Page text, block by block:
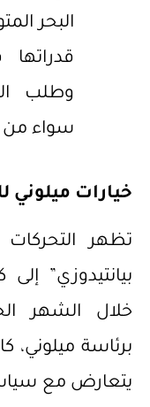
البحر
وطلب
سواء من
خيارات ميلوني
تظهر التحركات
بيانتيدوزي”
خلال الشهر
برئاسة ميلوني،
يتعارض مع